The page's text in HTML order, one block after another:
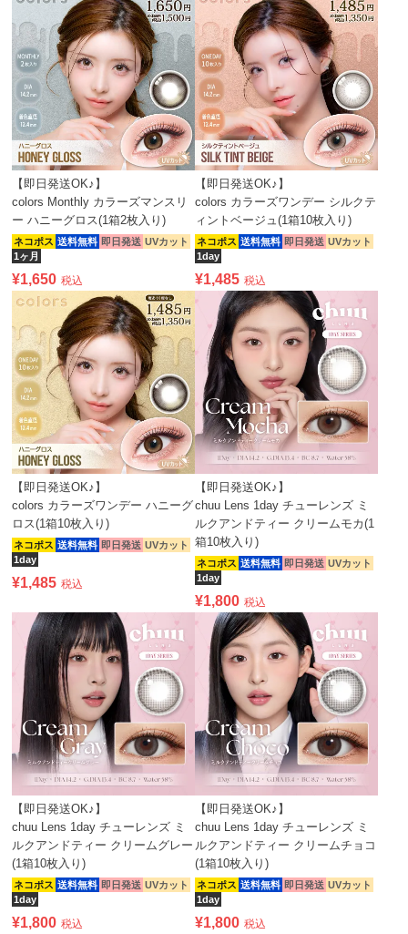
【即日発送OK♪】
colors Monthly カラーズマンスリ
ー ハニーグロス(1箱2枚入り)
ネコポス 送料無料 即日発送 UVカット
1ヶ月
¥1,650 税込
【即日発送OK♪】
colors カラーズワンデー シルクテ
ィントベージュ(1箱10枚入り)
ネコポス 送料無料 即日発送 UVカット
1day
¥1,485 税込
【即日発送OK♪】
colors カラーズワンデー ハニーグ
ロス(1箱10枚入り)
ネコポス 送料無料 即日発送 UVカット
1day
¥1,485 税込
【即日発送OK♪】
chuu Lens 1day チューレンズ ミ
ルクアンドティー クリームモカ(1
箱10枚入り)
ネコポス 送料無料 即日発送 UVカット
1day
¥1,800 税込
【即日発送OK♪】
chuu Lens 1day チューレンズ ミ
ルクアンドティー クリームグレー
(1箱10枚入り)
ネコポス 送料無料 即日発送 UVカット
1day
¥1,800 税込
【即日発送OK♪】
chuu Lens 1day チューレンズ ミ
ルクアンドティー クリームチョコ
(1箱10枚入り)
ネコポス 送料無料 即日発送 UVカット
1day
¥1,800 税込